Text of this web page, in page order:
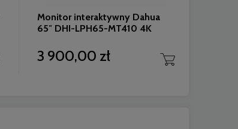
Monitor interaktywny Dahua
65″ DHI-LPH65-MT410 4K
3 900,00 zł